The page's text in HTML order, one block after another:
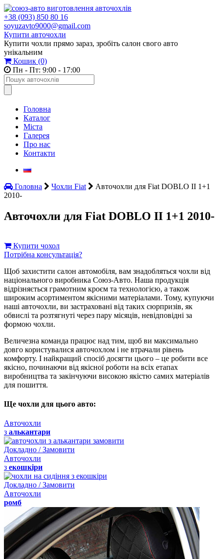
+38 (093) 850 80 16
soyuzavto9000@gmail.com
Купити авточохли
Купити чохли прямо зараз, зробіть салон свого авто
унікальним
Кошик (0)
Пн - Пт: 9:00 - 17:00
Головна
Каталог
Міста
Галерея
Про нас
Контакти
Головна Чохли Fiat
Авточохли для Fiat DOBLO II 1+1
2010-
Авточохли для Fiat DOBLO II 1+1 2010-
Купити чохол
Потрібна консультація?
Щоб захистити салон автомобіля, вам знадобляться чохли від
національного виробника Союз-Авто. Наша продукція
відрізняється грамотним кроєм та технологією, а також
широким асортиментом якісними матеріалами. Тому, купуючи
наші авточохли, ви застраховані від таких сюрпризів, як
обвислі та розтягнуті через пару місяців, невідповідні за
формою чохли.
Величезна команда працює над тим, щоб ви максимально
довго користувалися авточохлом і не втрачали рівень
комфорту. І найкращий спосіб досягти цього – це робити все
якісно, ​​починаючи від якісної роботи на всіх етапах
виробництва та закінчуючи високою якістю самих матеріалів
для пошиття.
Ще чохли для цього авто:
Авточохли
з алькантари
Докладно / Замовити
Авточохли
з екошкіри
Докладно / Замовити
Авточохли
ромб